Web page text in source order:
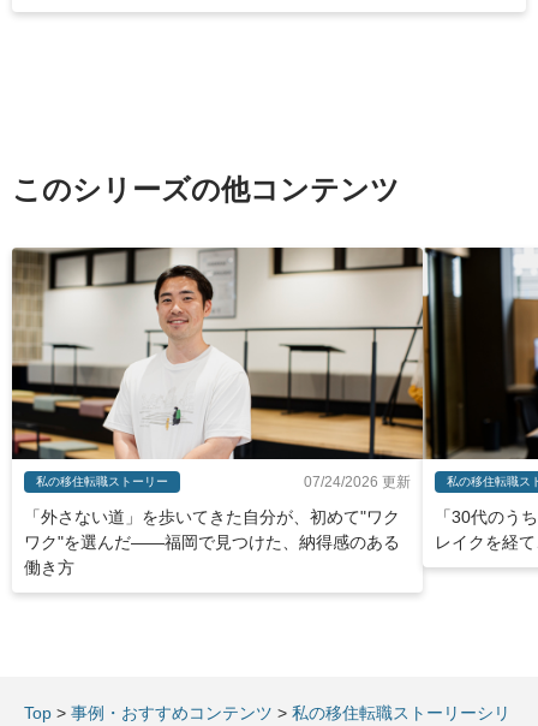
このシリーズの他コンテンツ
私の移住転職ストーリー 07/24/2026 更新
「外さない道」を歩いてきた自分が、初めて"ワク
ワク"を選んだ——福岡で見つけた、納得感のある
働き方
私の移住転職ス
「30代のう
レイクを経
Top > 事例・おすすめコンテンツ > 私の移住転職ストーリーシリ